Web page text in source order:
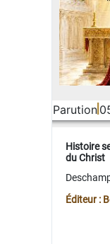
Parution
Histoire
du Christ
Éditeur :